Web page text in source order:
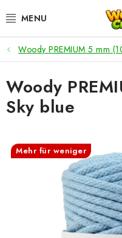
Inhalt
HÄKELN
FLECHTEN
BASTELSETS
ZUBEHÖR ZUM HÄKELN
WOODY GARN
WOODY PREMIUM 5 MM
Woody PREMIUM 5 mm
Woody
Sky blue
Mehr für weniger